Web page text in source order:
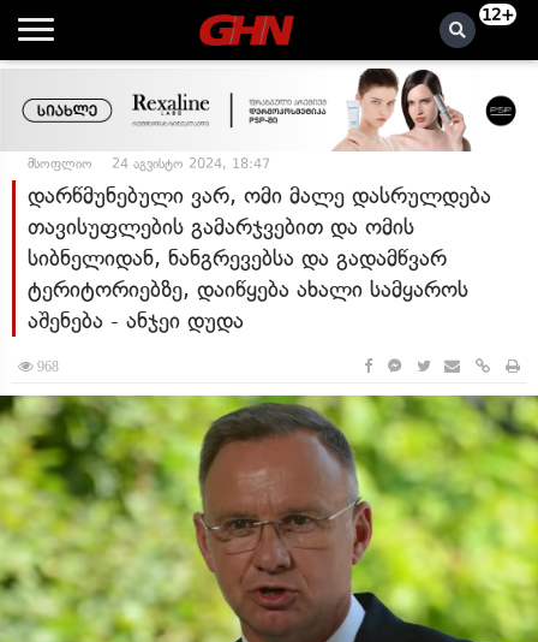
12+
მსოფლიო 24 აგვისტო 2024, 18:47
დარწმუნებული ვარ, ომი მალე დასრულდება
თავისუფლების გამარჯვებით და ომის
სიბნელიდან, ნანგრევებსა და გადამწვარ
ტერიტორიებზე, დაიწყება ახალი სამყაროს
აშენება - ანჯეი დუდა
968